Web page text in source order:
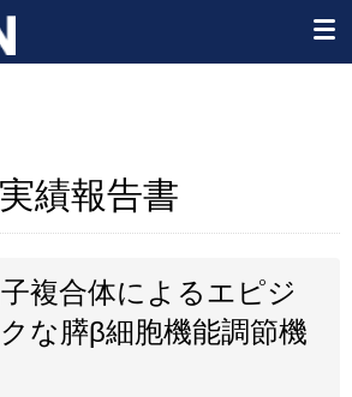
績報告書
複合体によるエピジ
な膵β細胞機能調節機